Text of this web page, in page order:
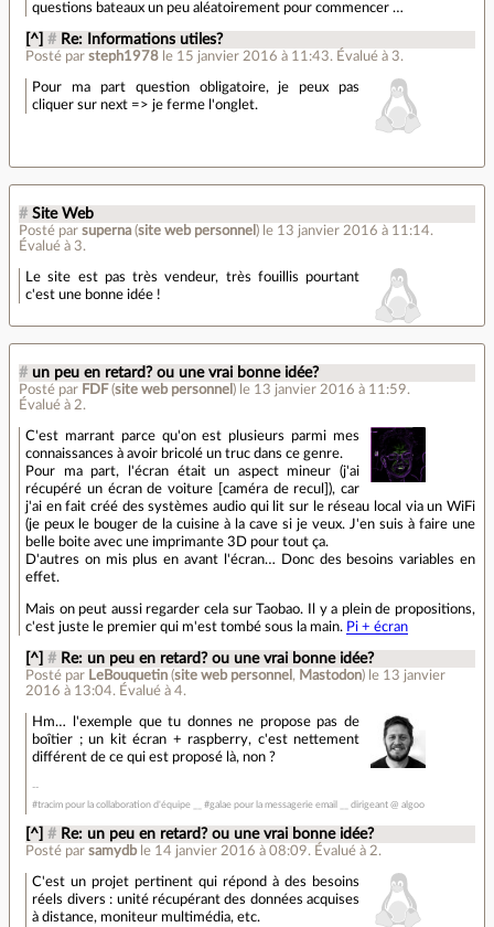
questions bateaux un peu aléatoirement pour commencer …
[^] # Re: Informations utiles?
Posté parsteph1978 le 15 janvier 2016 à 11:43. Évalué à 3.
Pour ma part question obligatoire, je peux pas
cliquer sur next => je ferme l'onglet.
# Site Web
Posté par superna (site web personnel ) le 13 janvier 2016 à 11:14.
Évalué à 3.
Le site est pas très vendeur, très fouillis pourtant
c'est une bonne idée !
# un peu en retard? ou une vrai bonne idée?
Posté par FDF (site web personnel ) le 13 janvier 2016 à 11:59.
Évalué à 2.
C'est marrant parce qu'on est plusieurs parmi mes
connaissances à avoir bricolé un truc dans ce genre.
Pour ma part, l'écran était un aspect mineur (j'ai
récupéré un écran de voiture [caméra de recul]), car
j'ai en fait créé des systèmes audio qui lit sur le réseau local via un WiFi
(je peux le bouger de la cuisine à la cave si je veux. J'en suis à faire une
belle boite avec une imprimante 3D pour tout ça.
D'autres on mis plus en avant l'écran… Donc des besoins variables en
effet.
Mais on peut aussi regarder cela sur Taobao. Il y a plein de propositions,
c'est juste le premier qui m'est tombé sous la main. Pi + écran
[^] # Re: un peu en retard? ou une vrai bonne idée?
Posté par LeBouquetin (site web personnel , Mastodon) le 13 janvier
2016 à 13:04. Évalué à4.
Hm… l'exemple que tu donnes ne propose pas de
boîtier ; un kit écran + raspberry, c'est nettement
différent de ce qui est proposé là, non ?
#tracim pour la collaboration d'équipe __ #galae pour la messagerie email __ dirigeant @ algoo
[^] # Re: un peu en retard? ou une vrai bonne idée?
Posté parsamydb le 14 janvier 2016 à 08:09. Évalué à2.
C'est un projet pertinent qui répond à des besoins
réels divers : unité récupérant des données acquises
à distance, moniteur multimédia, etc.